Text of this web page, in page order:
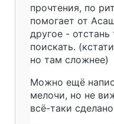
прочтения, по
помогает от
другое -
поискать.
но там сложнее)
Можно ещё
мелочи, но не
всё-таки